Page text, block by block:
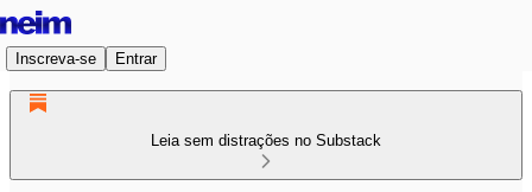
Inscreva-se Entrar
Leia sem distrações no Substack